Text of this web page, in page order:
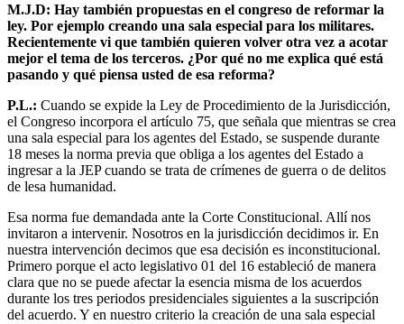
M.J.D: Hay también propuestas en el congreso de reformar la
ley. Por ejemplo creando una sala especial para los militares.
Recientemente vi que también quieren volver otra vez a acotar
mejor el tema de los terceros. ¿Por qué no me explica qué está
pasando y qué piensa usted de esa reforma?
P.L.: Cuando se expide la Ley de Procedimiento de la Jurisdicción,
el Congreso incorpora el artículo 75, que señala que mientras se crea
una sala especial para los agentes del Estado, se suspende durante
18 meses la norma previa que obliga a los agentes del Estado a
ingresar a la JEP cuando se trata de crímenes de guerra o de delitos
de lesa humanidad.
Esa norma fue demandada ante la Corte Constitucional. Allí nos
invitaron a intervenir. Nosotros en la jurisdicción decidimos ir. En
nuestra intervención decimos que esa decisión es inconstitucional.
Primero porque el acto legislativo 01 del 16 estableció de manera
clara que no se puede afectar la esencia misma de los acuerdos
durante los tres periodos presidenciales siguientes a la suscripción
del acuerdo. Y en nuestro criterio la creación de una sala especial